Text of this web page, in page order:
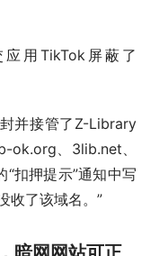
用TikTok屏蔽了
并接管了Z-Library
ok.org、3lib.net、
扣押提示”通知中写
收了该域名。”